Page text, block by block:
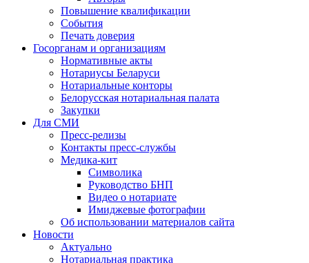
Повышение квалификации
События
Печать доверия
Госорганам и организациям
Нормативные акты
Нотариусы Беларуси
Нотариальные конторы
Белорусская нотариальная палата
Закупки
Для СМИ
Пресс-релизы
Контакты пресс-службы
Медика-кит
Символика
Руководство БНП
Видео о нотариате
Имиджевые фотографии
Об использовании материалов сайта
Новости
Актуально
Нотариальная практика